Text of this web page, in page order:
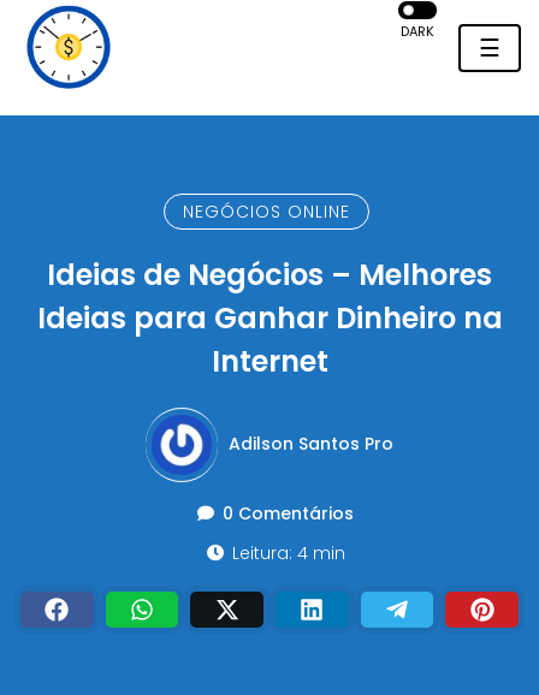
☰
DARK
NEGÓCIOS ONLINE
Ideias de Negócios – Melhores
Ideias para Ganhar Dinheiro na
Internet
Adilson Santos Pro
0 Comentários
Leitura: 4 min